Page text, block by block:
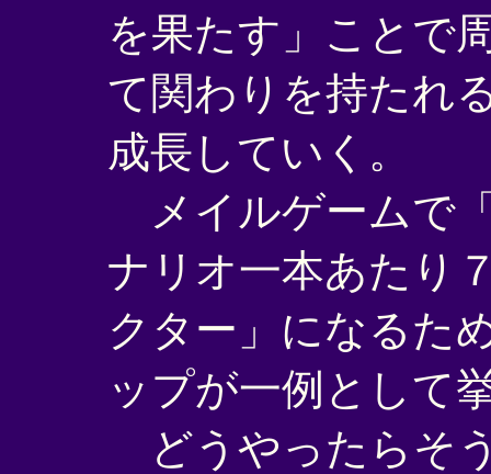
を果たす」ことで
て関わりを持たれ
成長していく。
メイルゲームで
ナリオ一本あたり
クター」になるた
ップが一例として
どうやったらそ